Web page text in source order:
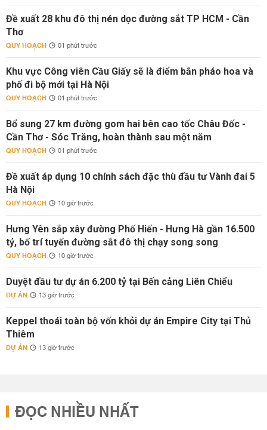
Đề xuất 28 khu đô thị nén dọc đường sắt TP HCM - Cần
Thơ
QUY HOẠCH 01 phút trước
Khu vực Công viên Cầu Giấy sẽ là điểm bắn pháo hoa và
phố đi bộ mới tại Hà Nội
QUY HOẠCH 01 phút trước
Bổ sung 27 km đường gom hai bên cao tốc Châu Đốc -
Cần Thơ - Sóc Trăng, hoàn thành sau một năm
QUY HOẠCH 01 phút trước
Đề xuất áp dụng 10 chính sách đặc thù đầu tư Vành đai 5
Hà Nội
QUY HOẠCH 10 giờ trước
Hưng Yên sắp xây đường Phố Hiến - Hưng Hà gần 16.500
tỷ, bố trí tuyến đường sắt đô thị chạy song song
QUY HOẠCH 10 giờ trước
Duyệt đầu tư dự án 6.200 tỷ tại Bến cảng Liên Chiểu
DỰ ÁN 13 giờ trước
Keppel thoái toàn bộ vốn khỏi dự án Empire City tại Thủ
Thiêm
DỰ ÁN 13 giờ trước
ĐỌC NHIỀU NHẤT